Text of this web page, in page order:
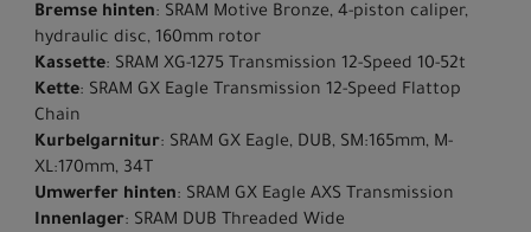
Bremse hinten: SRAM Motive Bronze, 4-piston caliper,
hydraulic disc, 160mm rotor
Kassette: SRAM XG-1275 Transmission 12-Speed 10-52t
Kette: SRAM GX Eagle Transmission 12-Speed Flattop
Chain
Kurbelgarnitur: SRAM GX Eagle, DUB, SM:165mm, M-
XL:170mm, 34T
Umwerfer hinten: SRAM GX Eagle AXS Transmission
Innenlager: SRAM DUB Threaded Wide